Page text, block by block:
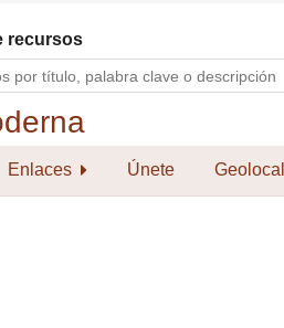
recursos
Enlaces Únete